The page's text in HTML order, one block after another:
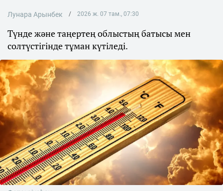
Лунара Арынбек 2026 ж. 07 там., 07:30
Түнде және таңертең облыстың батысы мен
солтүстігінде тұман күтіледі.